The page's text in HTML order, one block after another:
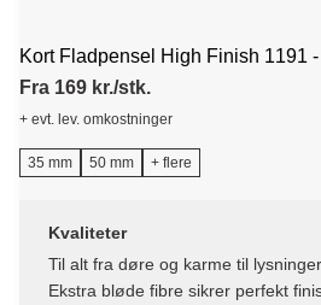
Kort Fladpensel High Finish 1191
Fra 169 kr./stk.
+ evt. lev. omkostninger
35 mm 50 mm + flere
Kvaliteter
Til alt fra døre og karme til
bedste allround pensel
Ekstra bløde fibre sikrer perfekt